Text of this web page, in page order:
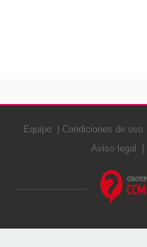
Equipo Condiciones de uso
Aviso legal